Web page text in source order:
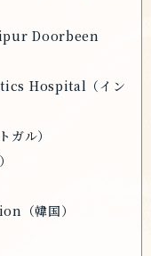
Doorbeen
Hospital（イン
ル）
（韓国）